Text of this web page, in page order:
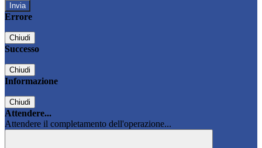
Errore
Chiudi
Successo
Chiudi
Informazione
Chiudi
Attendere...
Attendere il completamento dell'operazione...